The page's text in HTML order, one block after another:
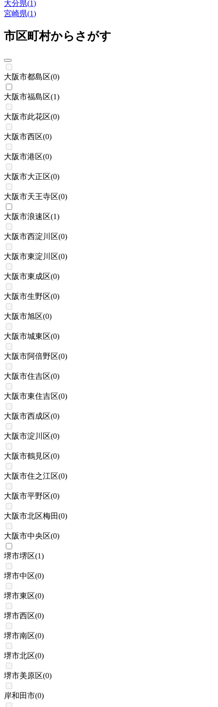
大分県(1)
宮崎県(1)
市区町村からさがす
大阪市都島区(0)
大阪市福島区(1)
大阪市此花区(0)
大阪市西区(0)
大阪市港区(0)
大阪市大正区(0)
大阪市天王寺区(0)
大阪市浪速区(1)
大阪市西淀川区(0)
大阪市東淀川区(0)
大阪市東成区(0)
大阪市生野区(0)
大阪市旭区(0)
大阪市城東区(0)
大阪市阿倍野区(0)
大阪市住吉区(0)
大阪市東住吉区(0)
大阪市西成区(0)
大阪市淀川区(0)
大阪市鶴見区(0)
大阪市住之江区(0)
大阪市平野区(0)
大阪市北区梅田(0)
大阪市中央区(0)
堺市堺区(1)
堺市中区(0)
堺市東区(0)
堺市西区(0)
堺市南区(0)
堺市北区(0)
堺市美原区(0)
岸和田市(0)